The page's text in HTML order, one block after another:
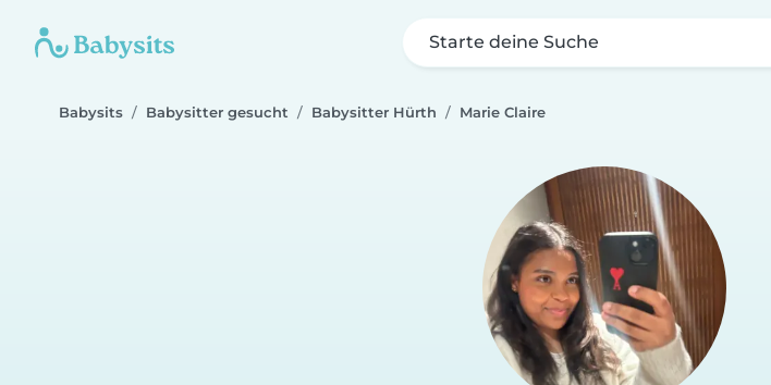
Starte deine Suche
Babysits Babysitter gesucht Babysitter Hürth Marie Claire